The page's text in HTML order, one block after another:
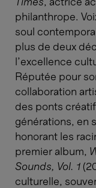
Times, actrice
philanthrope.
soul
plus de deux
l’excellence
Réputée pour
collaboration
des ponts
générations, en
honorant les
premier album,
Sounds, Vol. 1
culturelle,